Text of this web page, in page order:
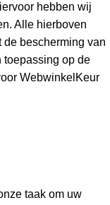
hebben wij
Alle hierboven
de bescherming van
toepassing op de
WebwinkelKeur
taak om uw